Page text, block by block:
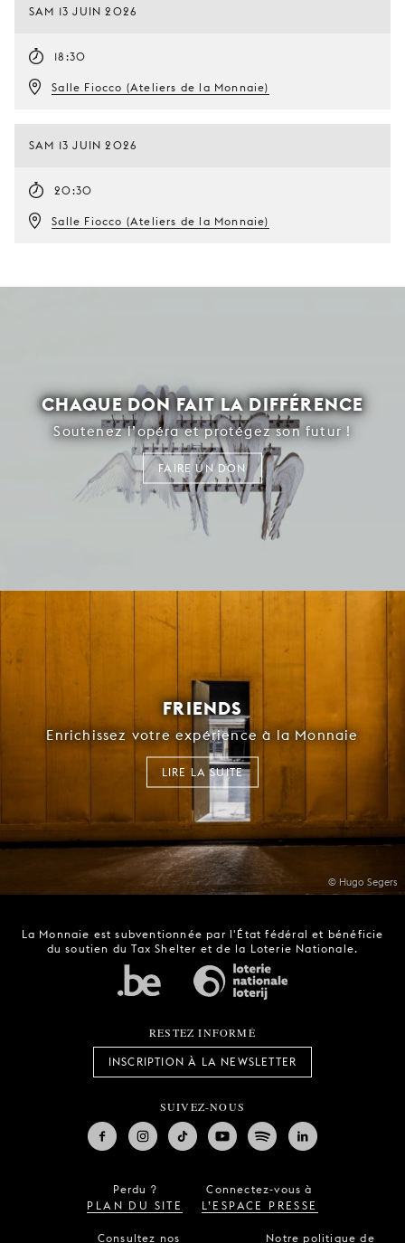
SAM 13 JUIN 2026
18:30
Salle Fiocco (Ateliers de la Monnaie)
SAM 13 JUIN 2026
20:30
Salle Fiocco (Ateliers de la Monnaie)
CHAQUE DON FAIT LA DIFFÉRENCE
Soutenez l’opéra et protégez son futur !
FAIRE UN DON
© Hugo Segers
FRIENDS
Enrichissez votre expérience à la Monnaie
LIRE LA SUITE
La Monnaie est subventionnée par l'État fédéral et bénéficie
du soutien du Tax Shelter et de la Loterie Nationale.
RESTEZ INFORMÉ
INSCRIPTION À LA NEWSLETTER
SUIVEZ-NOUS
Perdu ?
PLAN DU SITE
Connectez-vous à
L’ESPACE PRESSE
Consultez nos Notre politique de